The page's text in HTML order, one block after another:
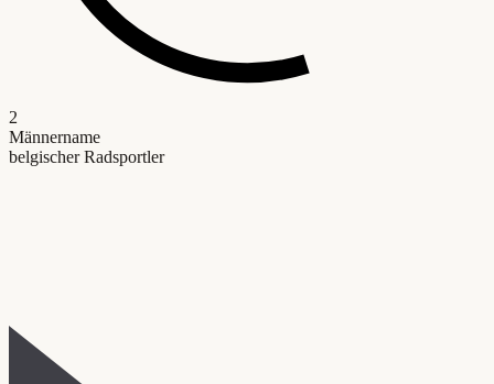
2
Männername
belgischer Radsportler